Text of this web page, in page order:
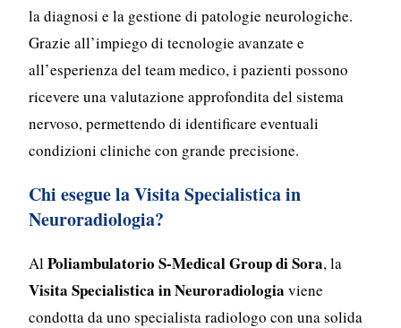
la diagnosi e la gestione di patologie neurologiche.
Grazie all’impiego di tecnologie avanzate e
all’esperienza del team medico, i pazienti possono
ricevere una valutazione approfondita del sistema
nervoso, permettendo di identificare eventuali
condizioni cliniche con grande precisione.
Chi esegue la Visita Specialistica in
Neuroradiologia?
AlPoliambulatorio S-Medical Group di Sora, la
Visita Specialistica in Neuroradiologia viene
condotta da uno specialista radiologo con una solida